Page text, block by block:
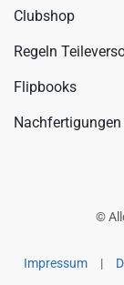
Clubshop
Regeln
Flipbooks
Nachfertigungen
©
Impressum|